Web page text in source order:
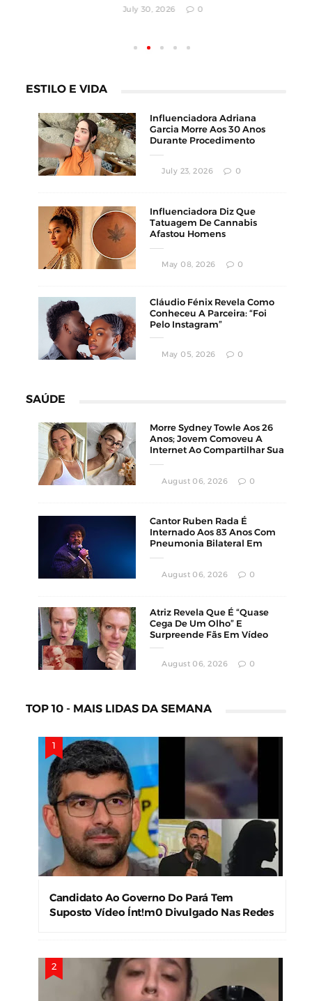
July 30, 2026 0
ESTILO E VIDA
Influenciadora Adriana
Garcia Morre Aos 30 Anos
Durante Procedimento
July 23, 2026 0
Influenciadora Diz Que
Tatuagem De Cannabis
Afastou Homens
May 08, 2026 0
Cláudio Fénix Revela Como
Conheceu A Parceira: “Foi
Pelo Instagram”
May 05, 2026 0
SAÚDE
Morre Sydney Towle Aos 26
Anos; Jovem Comoveu A
Internet Ao Compartilhar Sua
August 06, 2026 0
Cantor Ruben Rada É
Internado Aos 83 Anos Com
Pneumonia Bilateral Em
August 06, 2026 0
Atriz Revela Que É “Quase
Cega De Um Olho” E
Surpreende Fãs Em Vídeo
August 06, 2026 0
TOP 10 - MAIS LIDAS DA SEMANA
Candidato Ao Governo Do Pará Tem
Suposto Vídeo Ínt!m0 Divulgado Nas Redes